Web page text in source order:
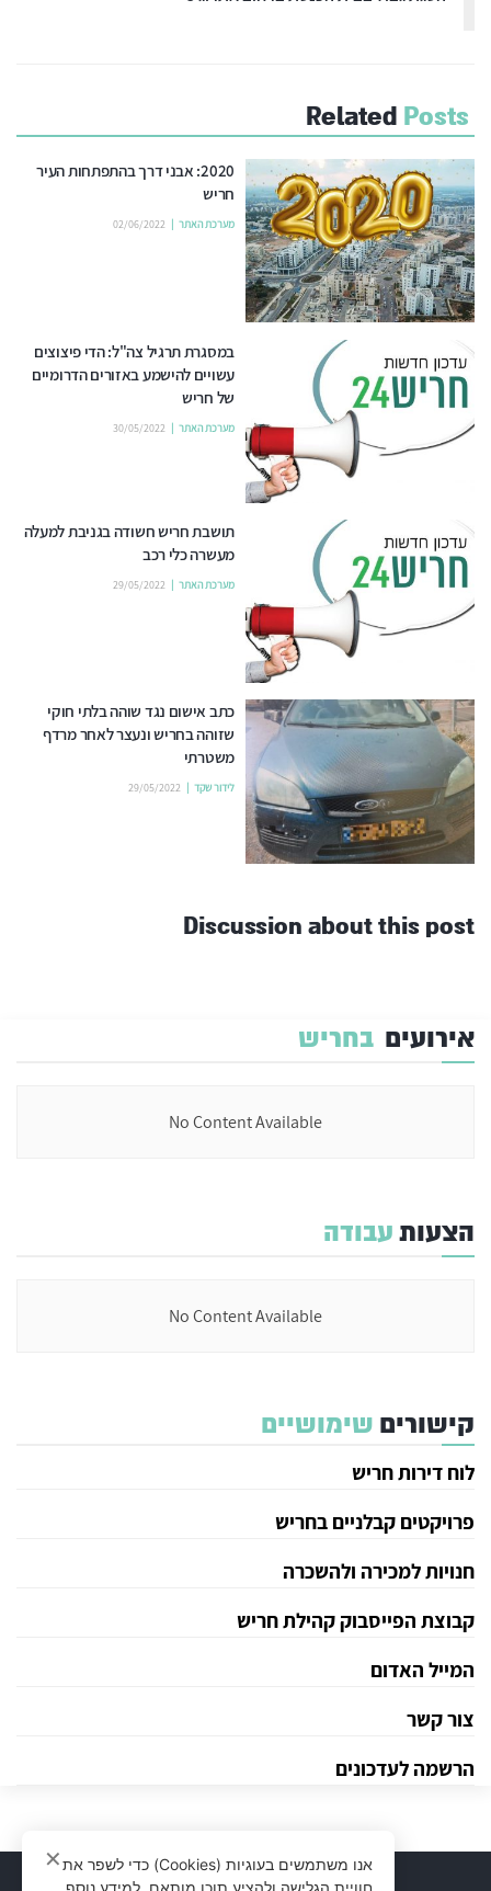
Related Posts
2020: אבני דרך בהתפתחות העיר
חריש
מערכת האתר 02/06/2022
במסגרת תרגיל צה"ל: הדי פיצוצים
עשויים להישמע באזורים הדרומיים
של חריש
מערכת האתר 30/05/2022
תושבת חריש חשודה בגניבת למעלה
מעשרה כלי רכב
מערכת האתר 29/05/2022
כתב אישום נגד שוהה בלתי חוקי
שזוהה בחריש ונעצר לאחר מרדף
משטרתי
לידור שקד 29/05/2022
Discussion about this post
אירועים בחריש
No Content Available
הצעותעבודה
No Content Available
קישורים שימושיים
לוח דירות חריש
פרויקטים קבלניים בחריש
חנויות למכירה ולהשכרה
קבוצת הפייסבוק קהילת חריש
המייל האדום
צור קשר
הרשמה לעדכונים
אנו משתמשים בעוגיות (Cookies) כדי לשפר את
חוויית הגלישה ולהציע תוכן מותאם. למידע נוסף
✕